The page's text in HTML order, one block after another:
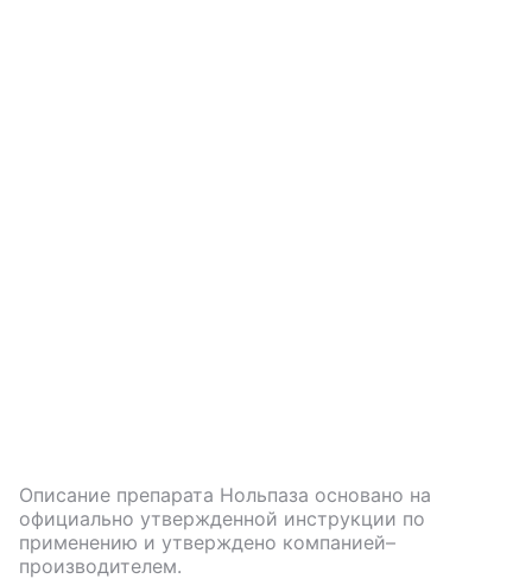
Описание препарата Нольпаза основано на
официально утвержденной инструкции по
применению и утверждено компанией–
производителем.